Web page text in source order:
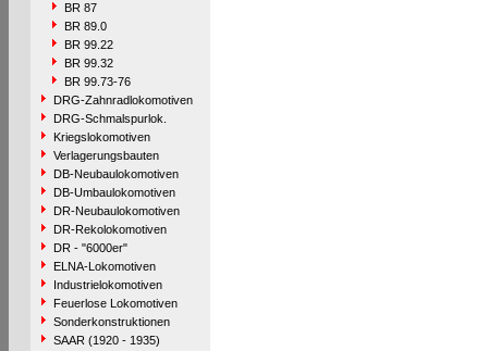
BR 87
BR 89.0
BR 99.22
BR 99.32
BR 99.73-76
DRG-Zahnradlokomotiven
DRG-Schmalspurlok.
Kriegslokomotiven
Verlagerungsbauten
DB-Neubaulokomotiven
DB-Umbaulokomotiven
DR-Neubaulokomotiven
DR-Rekolokomotiven
DR - "6000er"
ELNA-Lokomotiven
Industrielokomotiven
Feuerlose Lokomotiven
Sonderkonstruktionen
SAAR (1920 - 1935)